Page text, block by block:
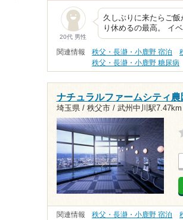
20代 男性
久しぶりに来たらご
り休めるの最高。 イ
関連情報 秩父・長瀞・小鹿野 宿泊
秩父・長瀞・小鹿野 糖尿病
ナチュラルファームシティ農
埼玉県 / 秩父市 / 武州中川駅7.47km
関連情報 秩父・長瀞・小鹿野 宿泊